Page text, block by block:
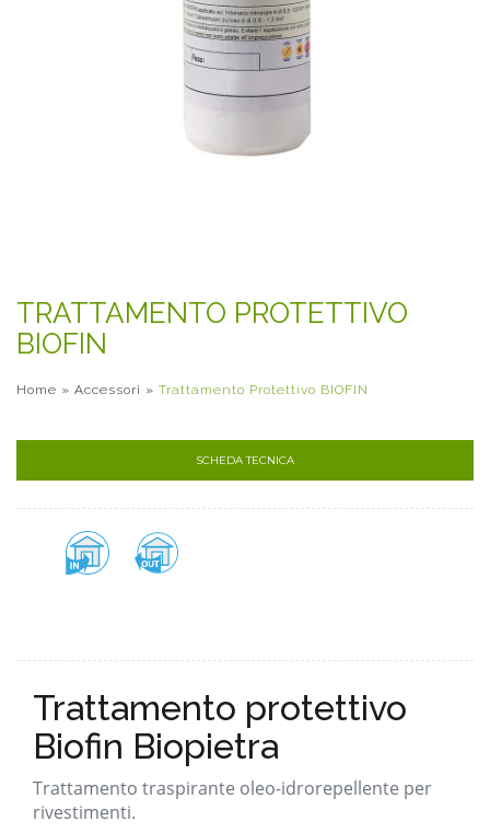
TRATTAMENTO PROTETTIVO
BIOFIN
Home » Accessori » Trattamento Protettivo BIOFIN
SCHEDA TECNICA
Trattamento protettivo
Biofin Biopietra
Trattamento traspirante oleo-idrorepellente per
rivestimenti.